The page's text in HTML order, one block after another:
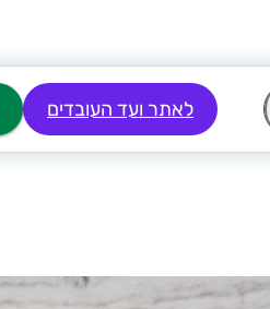
לאתר ועד העובדים